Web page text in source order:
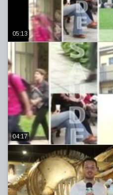
05:13
04:17